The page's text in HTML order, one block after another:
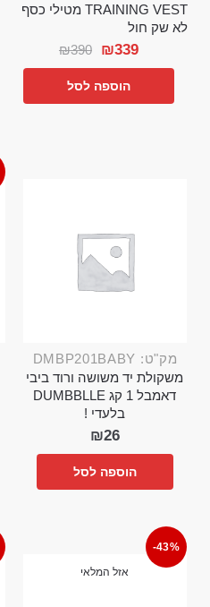
TRAINING VEST מטילי כסף
לא שק חול
₪390 ₪339
הוספה לסל
מק"ט: DMBP201BABY
משקולת יד משושה ורוד ביבי
דאמבל 1 קג DUMBBLLE
בלעדי !
₪26
הוספה לסל
-43%
אזל המלאי